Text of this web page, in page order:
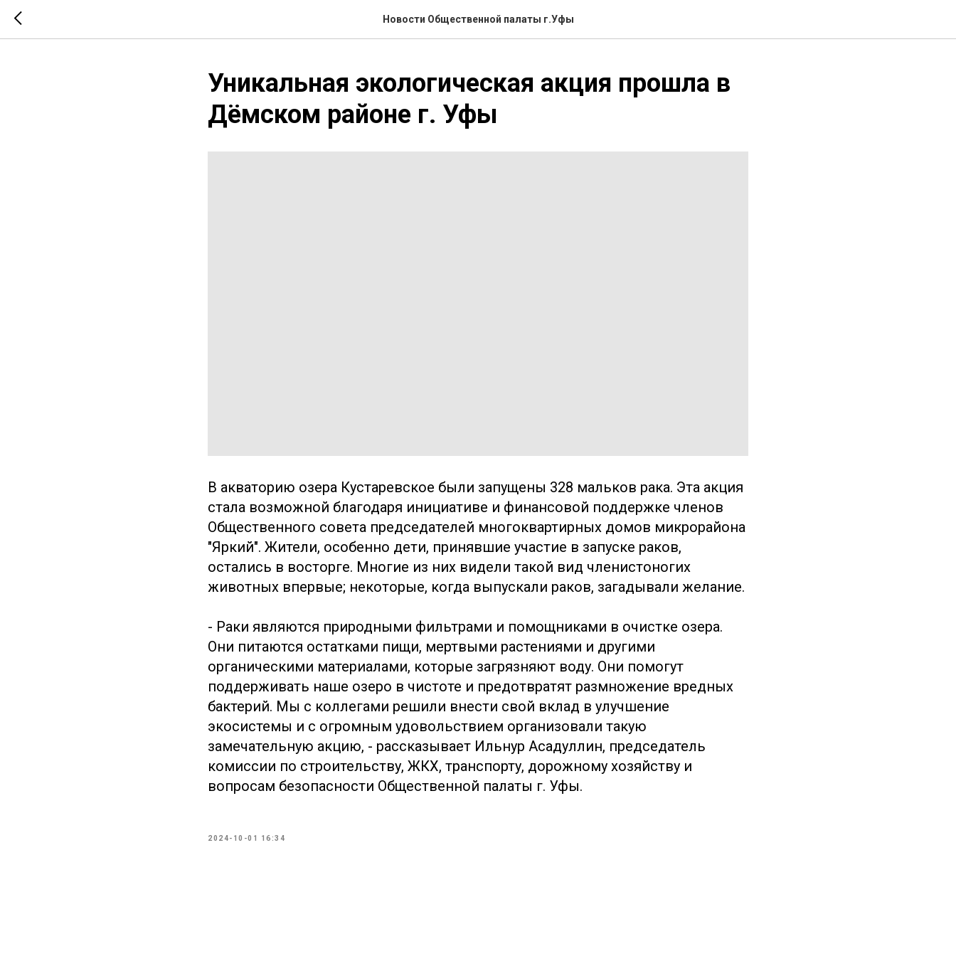
Новости Общественной палаты г.Уфы
Уникальная экологическая акция прошла в
Дёмском районе г. Уфы
В акваторию озера Кустаревское были запущены 328 мальков рака. Эта акция
стала возможной благодаря инициативе и финансовой поддержке членов
Общественного совета председателей многоквартирных домов микрорайона
"Яркий". Жители, особенно дети, принявшие участие в запуске раков,
остались в восторге. Многие из них видели такой вид членистоногих
животных впервые; некоторые, когда выпускали раков, загадывали желание.
- Раки являются природными фильтрами и помощниками в очистке озера.
Они питаются остатками пищи, мертвыми растениями и другими
органическими материалами, которые загрязняют воду. Они помогут
поддерживать наше озеро в чистоте и предотвратят размножение вредных
бактерий. Мы с коллегами решили внести свой вклад в улучшение
экосистемы и с огромным удовольствием организовали такую
замечательную акцию, - рассказывает Ильнур Асадуллин, председатель
комиссии по строительству, ЖКХ, транспорту, дорожному хозяйству и
вопросам безопасности Общественной палаты г. Уфы.
2024-10-01 16:34